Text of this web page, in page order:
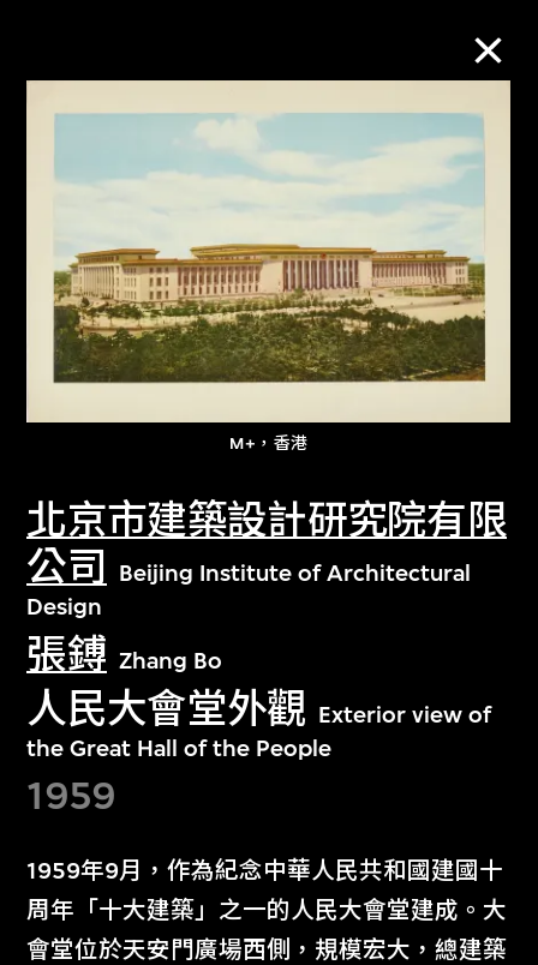
M+，香港
北京市建築設計研究院有限
公司
Beijing Institute of Architectural
Design
張鎛 Zhang Bo
人民大會堂外觀 Exterior view of
the Great Hall of the People
1959
1959年9月，作為紀念中華人民共和國建國十
周年「十大建築」之一的人民大會堂建成。大
會堂位於天安門廣場西側，規模宏大，總建築
M+藏品
搜索
關於M+藏品
探索世界頂級的二十及二十一世紀視覺